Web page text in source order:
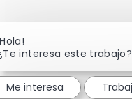
interesa este trabajo?
Me interesa